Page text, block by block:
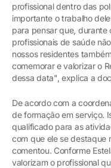
profissional dentro das
importante o trabalho
para pensar que,
profissionais de saúde
nossos residentes
comemorar e valorizar o
dessa data", explica a
De acordo com a
de formação em serviço.
qualificado para as
com que ele se destaque
comentou. Conforme
valorizam o profissional